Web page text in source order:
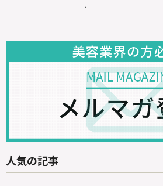
人気の記事